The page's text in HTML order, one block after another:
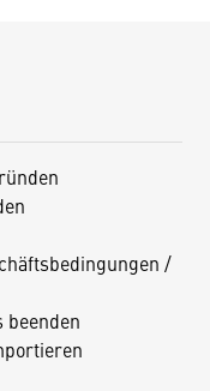
/
beenden